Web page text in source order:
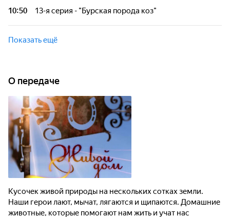
человека с братьями нашими меньшими расскажут
10:50 13-я серия - "Бурская порода коз"
Кусочек живой природы на нескольких сотках земли.
Наши герои лают, мычат, лягаются и щипаются. Домашние
животные, которые помогают нам жить и учат нас
жизнь посвятили животноводству.
Показать ещё
О передаче
Кусочек живой природы на нескольких сотках земли.
Наши герои лают, мычат, лягаются и щипаются. Домашние
животные, которые помогают нам жить и учат нас